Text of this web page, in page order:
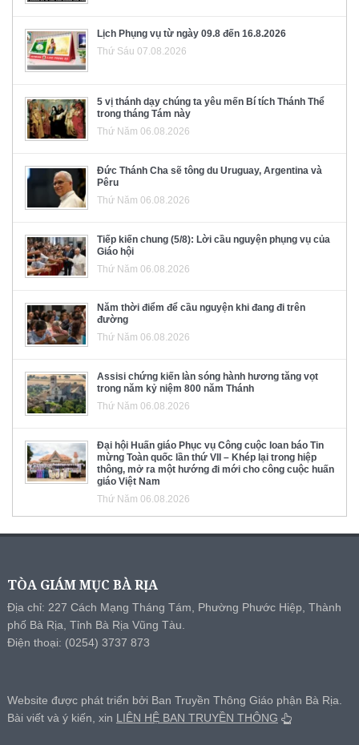
Lịch Phụng vụ từ ngày 09.8 đến 16.8.2026
Thứ Sáu 07.08.2026
5 vị thánh dạy chúng ta yêu mến Bí tích Thánh Thể
trong tháng Tám này
Thứ Năm 06.08.2026
Đức Thánh Cha sẽ tông du Uruguay, Argentina và
Pêru
Thứ Năm 06.08.2026
Tiếp kiến chung (5/8): Lời cầu nguyện phụng vụ của
Giáo hội
Thứ Năm 06.08.2026
Năm thời điểm để cầu nguyện khi đang đi trên
đường
Thứ Năm 06.08.2026
Assisi chứng kiến làn sóng hành hương tăng vọt
trong năm kỷ niệm 800 năm Thánh
Thứ Năm 06.08.2026
Đại hội Huấn giáo Phục vụ Công cuộc loan báo Tin
mừng Toàn quốc lần thứ VII – Khép lại trong hiệp
thông, mở ra một hướng đi mới cho công cuộc huấn
giáo Việt Nam
Thứ Năm 06.08.2026
TÒA GIÁM MỤC BÀ RỊA
Địa chỉ: 227 Cách Mạng Tháng Tám, Phường Phước Hiệp, Thành
phố Bà Rịa, Tỉnh Bà Rịa Vũng Tàu.
Điện thoại: (0254) 3737 873
Website được phát triển bởi Ban Truyền Thông Giáo phận Bà Rịa.
Bài viết và ý kiến, xin LIÊN HỆ BAN TRUYỀN THÔNG